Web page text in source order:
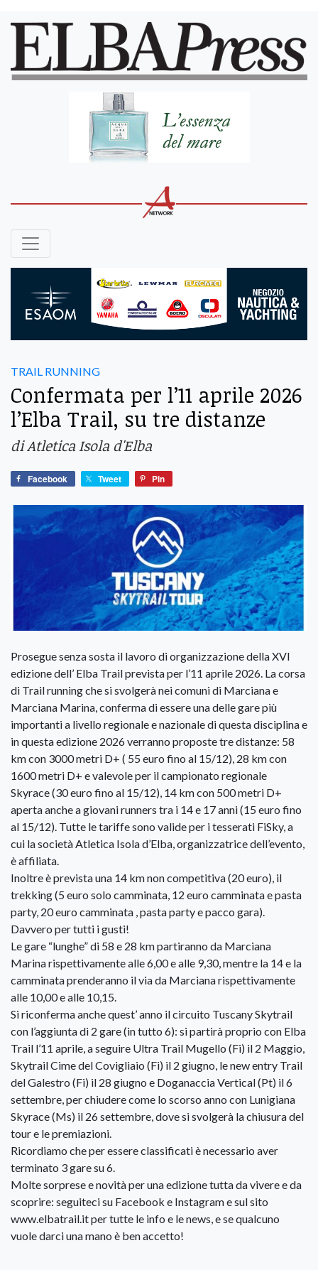
TRAIL RUNNING
Confermata per l’11 aprile 2026
l’Elba Trail, su tre distanze
di Atletica Isola d'Elba
Facebook Tweet Pin
Prosegue senza sosta il lavoro di organizzazione della XVI
edizione dell’ Elba Trail prevista per l’11 aprile 2026. La corsa
di Trail running che si svolgerà nei comuni di Marciana e
Marciana Marina, conferma di essere una delle gare più
importanti a livello regionale e nazionale di questa disciplina e
in questa edizione 2026 verranno proposte tre distanze: 58
km con 3000 metri D+ ( 55 euro fino al 15/12), 28 km con
1600 metri D+ e valevole per il campionato regionale
Skyrace (30 euro fino al 15/12), 14 km con 500 metri D+
aperta anche a giovani runners tra i 14 e 17 anni (15 euro fino
al 15/12). Tutte le tariffe sono valide per i tesserati FiSky, a
cui la società Atletica Isola d’Elba, organizzatrice dell’evento,
è affiliata.
Inoltre è prevista una 14 km non competitiva (20 euro), il
trekking (5 euro solo camminata, 12 euro camminata e pasta
party, 20 euro camminata , pasta party e pacco gara).
Davvero per tutti i gusti!
Le gare “lunghe” di 58 e 28 km partiranno da Marciana
Marina rispettivamente alle 6,00 e alle 9,30, mentre la 14 e la
camminata prenderanno il via da Marciana rispettivamente
alle 10,00 e alle 10,15.
Si riconferma anche quest’ anno il circuito Tuscany Skytrail
con l’aggiunta di 2 gare (in tutto 6): si partirà proprio con Elba
Trail l’11 aprile, a seguire Ultra Trail Mugello (Fi) il 2 Maggio,
Skytrail Cime del Covigliaio (Fi) il 2 giugno, le new entry Trail
del Galestro (Fi) il 28 giugno e Doganaccia Vertical (Pt) il 6
settembre, per chiudere come lo scorso anno con Lunigiana
Skyrace (Ms) il 26 settembre, dove si svolgerà la chiusura del
tour e le premiazioni.
Ricordiamo che per essere classificati è necessario aver
terminato 3 gare su 6.
Molte sorprese e novità per una edizione tutta da vivere e da
scoprire: seguiteci su Facebook e Instagram e sul sito
www.elbatrail.it per tutte le info e le news, e se qualcuno
vuole darci una mano è ben accetto!